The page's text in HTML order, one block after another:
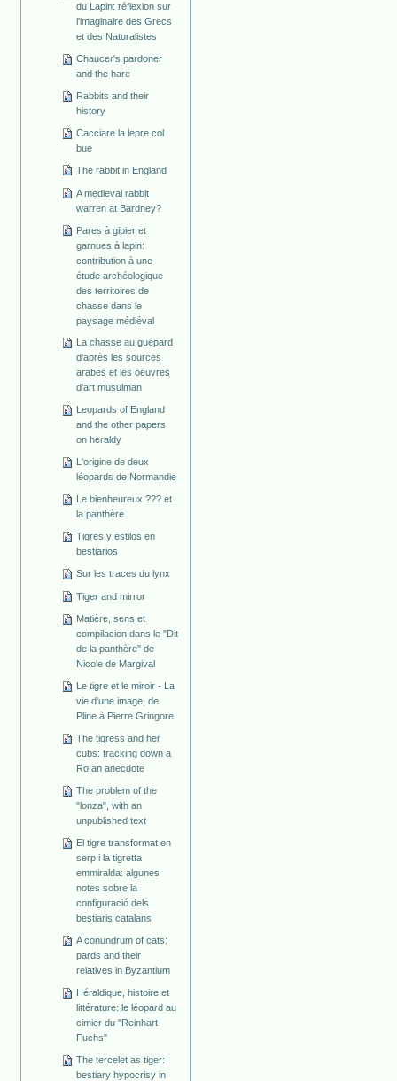
du Lapin: réflexion sur
l'imaginaire des Grecs
et des Naturalistes
Chaucer's pardoner
and the hare
Rabbits and their
history
Cacciare la lepre col
bue
The rabbit in England
A medieval rabbit
warren at Bardney?
Pares à gibier et
garnues à lapin:
contribution à une
étude archéologique
des territoires de
chasse dans le
paysage médiéval
La chasse au guépard
d'après les sources
arabes et les oeuvres
d'art musulman
Leopards of England
and the other papers
on heraldy
L'origine de deux
léopards de Normandie
Le bienheureux ??? et
la panthère
Tigres y estilos en
bestiarios
Sur les traces du lynx
Tiger and mirror
Matière, sens et
compilacion dans le "Dit
de la panthère" de
Nicole de Margival
Le tigre et le miroir - La
vie d'une image, de
Pline à Pierre Gringore
The tigress and her
cubs: tracking down a
Ro,an anecdote
The problem of the
"lonza", with an
unpublished text
El tigre transformat en
serp i la tigretta
emmiralda: algunes
notes sobre la
configuració dels
bestiaris catalans
A conundrum of cats:
pards and their
relatives in Byzantium
Héraldique, histoire et
littérature: le léopard au
cimier du "Reinhart
Fuchs"
The tercelet as tiger:
bestiary hypocrisy in